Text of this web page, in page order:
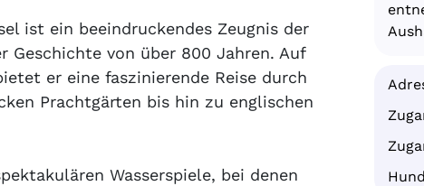
ist ein beeindruckendes Zeugnis der
Geschichte von über 800 Jahren. Auf
er eine faszinierende Reise durch
Prachtgärten bis hin zu englischen
Wasserspiele, bei denen